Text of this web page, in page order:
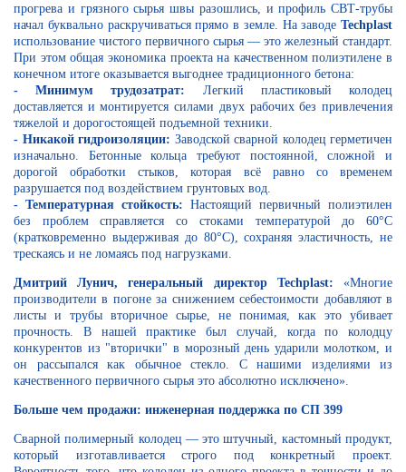
прогрева и грязного сырья швы разошлись, и профиль СВТ-трубы
начал буквально раскручиваться прямо в земле. На заводе Techplast
использование чистого первичного сырья — это железный стандарт.
При этом общая экономика проекта на качественном полиэтилене в
конечном итоге оказывается выгоднее традиционного бетона:
- Минимум трудозатрат: Легкий пластиковый колодец
доставляется и монтируется силами двух рабочих без привлечения
тяжелой и дорогостоящей подъемной техники.
- Никакой гидроизоляции: Заводской сварной колодец герметичен
изначально. Бетонные кольца требуют постоянной, сложной и
дорогой обработки стыков, которая всё равно со временем
разрушается под воздействием грунтовых вод.
- Температурная стойкость: Настоящий первичный полиэтилен
без проблем справляется со стоками температурой до 60°C
(кратковременно выдерживая до 80°C), сохраняя эластичность, не
трескаясь и не ломаясь под нагрузками.
Дмитрий Лунич, генеральный директор Techplast: «Многие
производители в погоне за снижением себестоимости добавляют в
листы и трубы вторичное сырье, не понимая, как это убивает
прочность. В нашей практике был случай, когда по колодцу
конкурентов из "вторички" в морозный день ударили молотком, и
он рассыпался как обычное стекло. С нашими изделиями из
качественного первичного сырья это абсолютно исключено».
Больше чем продажи: инженерная поддержка по СП 399
Сварной полимерный колодец — это штучный, кастомный продукт,
который изготавливается строго под конкретный проект.